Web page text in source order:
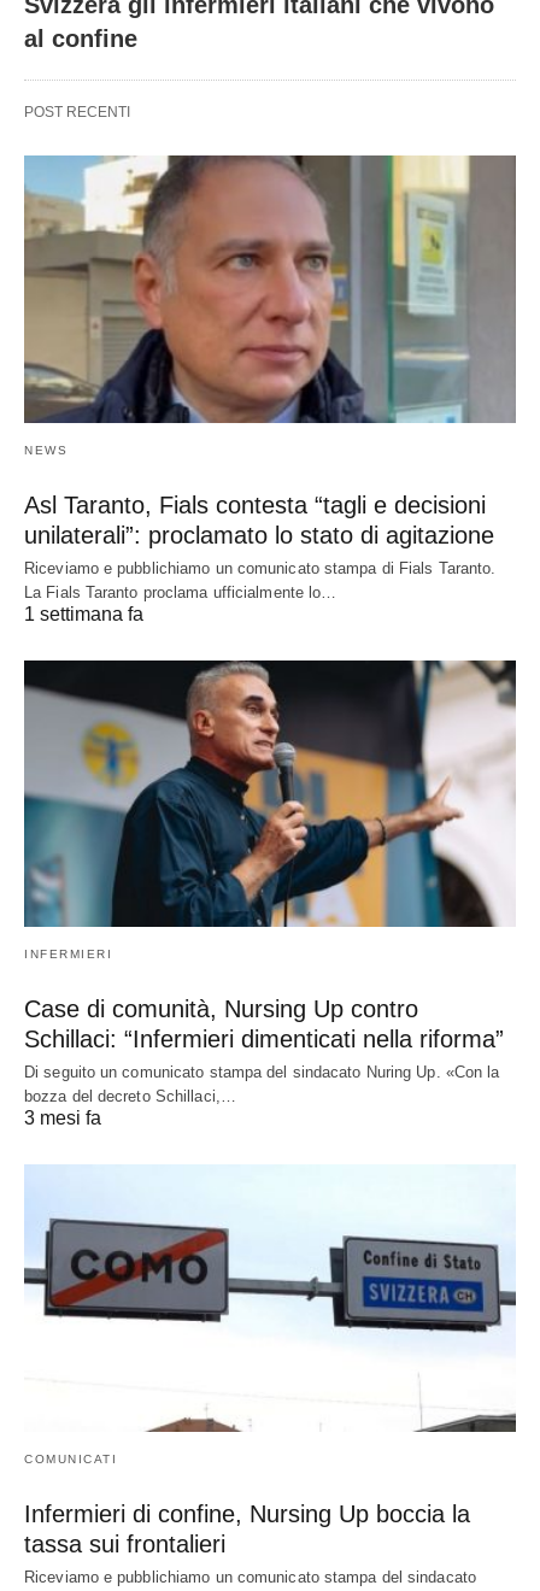
al confine
POST RECENTI
NEWS
Asl Taranto, Fials contesta “tagli e decisioni
unilaterali”: proclamato lo stato di agitazione
Riceviamo e pubblichiamo un comunicato stampa di Fials Taranto.
La Fials Taranto proclama ufficialmente lo…
1 settimana fa
INFERMIERI
Case di comunità, Nursing Up contro
Schillaci: “Infermieri dimenticati nella riforma”
Di seguito un comunicato stampa del sindacato Nuring Up. «Con la
bozza del decreto Schillaci,…
3 mesi fa
COMUNICATI
Infermieri di confine, Nursing Up boccia la
tassa sui frontalieri
Riceviamo e pubblichiamo un comunicato stampa del sindacato